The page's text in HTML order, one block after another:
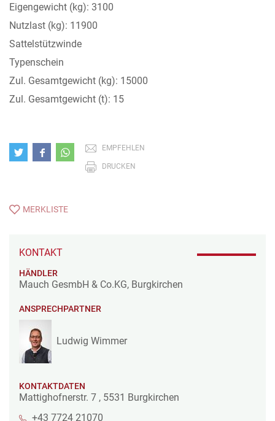
Eigengewicht (kg): 3100
Nutzlast (kg): 11900
Sattelstützwinde
Typenschein
Zul. Gesamtgewicht (kg): 15000
Zul. Gesamtgewicht (t): 15
EMPFEHLEN
DRUCKEN
MERKLISTE
KONTAKT
HÄNDLER
Mauch GesmbH & Co.KG, Burgkirchen
ANSPRECHPARTNER
Ludwig Wimmer
KONTAKTDATEN
Mattighofnerstr. 7 , 5531 Burgkirchen
+43 7724 21070